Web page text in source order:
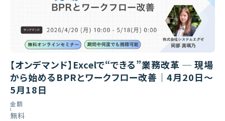
【オンデマンド】Excelで“できる”業務改革 ─ 現場
から始めるBPRとワークフロー改善｜4月20日～
5月18日
金額
無料